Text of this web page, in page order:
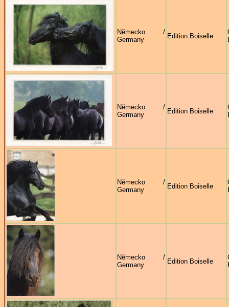
Německo /
Germany
Edition Boiselle
Německo /
Germany
Edition Boiselle
Německo /
Germany
Edition Boiselle
Německo /
Germany
Edition Boiselle